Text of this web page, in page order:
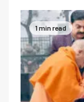
1 min read